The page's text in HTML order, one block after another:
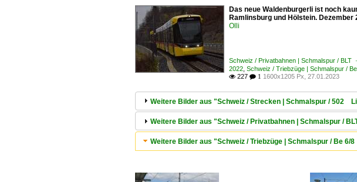
Das neue Waldenburgerli ist noch
Ramlinsburg und Hölstein. Dezember
Olli
Schweiz / Privatbahnen | Schmalspur /
2022 Schweiz / Triebzüge | Schmalspur /
 227  1 1600x1205 Px, 27.01.2023
Weitere Bilder aus "Schweiz / Strecken | Schmalspur /
Weitere Bilder aus "Schweiz / Privatbahnen | Schmalspur /
Weitere Bilder aus "Schweiz / Triebzüge | Schmalspur / Be